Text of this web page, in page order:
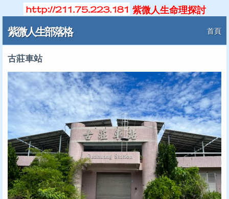
紫微人生命理探討
紫微人生部落格 首頁
古莊車站